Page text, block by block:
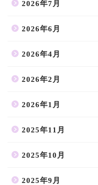
2026年7月
2026年6月
2026年4月
2026年2月
2026年1月
2025年11月
2025年10月
2025年9月